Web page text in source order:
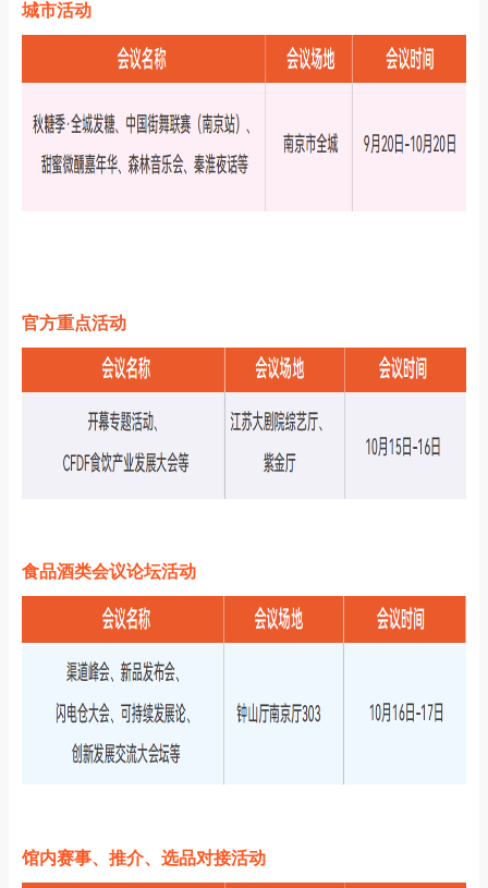
城市活动
官方重点活动
食品酒类会议论坛活动
馆内赛事、推介、选品对接活动